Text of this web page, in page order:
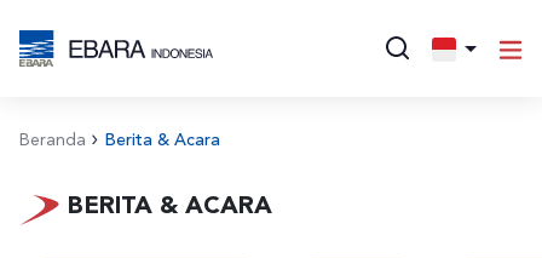
Beranda Berita & Acara
BERITA & ACARA